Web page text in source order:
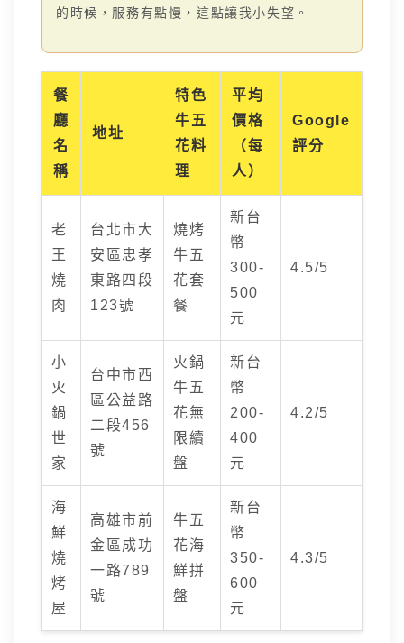
的時候，服務有點慢，這點讓我小失望。
餐
廳
名
稱
地址
特色
牛五
花料
理
平均
價格
（每
人）
Google
評分
老
王
燒
肉
台北市大
安區忠孝
東路四段
123號
燒烤
牛五
花套
餐
新台
幣
300-
500
元
4.5/5
小
火
鍋
世
家
台中市西
區公益路
二段456
號
火鍋
牛五
花無
限續
盤
新台
幣
200-
400
元
4.2/5
海
鮮
燒
烤
屋
高雄市前
金區成功
一路789
號
牛五
花海
鮮拼
盤
新台
幣
350-
600
元
4.3/5